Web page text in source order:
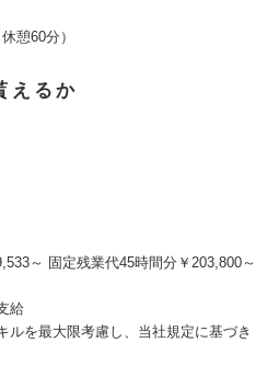
憩60分）
えるか
～ 固定残業代45時間分￥203,800～
給
を最大限考慮し、当社規定に基づき